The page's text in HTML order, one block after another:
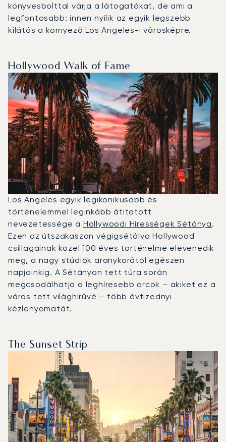
könyvesbolttal várja a látogatókat, de ami a
legfontosabb: innen nyílik az egyik legszebb
kilátás a környező Los Angeles-i városképre.
Hollywood Walk of Fame
Los Angeles egyik legikonikusabb és
történelemmel leginkább átitatott
nevezetessége a Hollywoodi Hírességek Sétánya.
Ezen az útszakaszon végigsétálva Hollywood
csillagainak közel 100 éves történelme elevenedik
meg, a nagy stúdiók aranykorától egészen
napjainkig. A Sétányon tett túra során
megcsodálhatja a leghíresebb arcok – akiket ez a
város tett világhírűvé – több évtizednyi
kézlenyomatát.
The Sunset Strip